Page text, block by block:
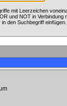
mit Leerzeichen
und NOT in
den Suchbegriff